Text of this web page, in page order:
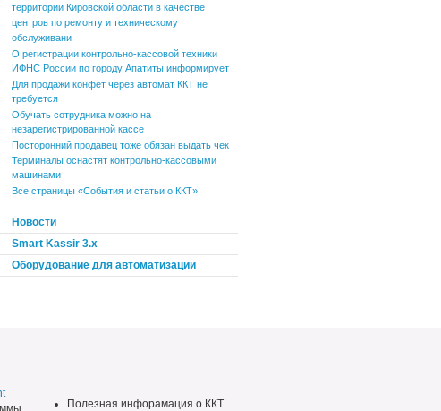
территории Кировской области в качестве
центров по ремонту и техническому
обслуживани
О регистрации контрольно-кассовой техники
ИФНС России по городу Апатиты информирует
Для продажи конфет через автомат ККТ не
требуется
Обучать сотрудника можно на
незарегистрированной кассе
Посторонний продавец тоже обязан выдать чек
Терминалы оснастят контрольно-кассовыми
машинами
Все страницы «События и статьи о ККТ»
Новости
Smart Kassir 3.x
Оборудование для автоматизации
Полезная инфорамация о ККТ